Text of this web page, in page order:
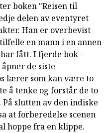
boken "Reisen til
delen av eventyret
Han er overbevist
en mann i en annen
fått. I fjerde bok -
de siste
lærer som kan være to
å tenke og forstår de to
slutten av den indiske
at forberedelse scenen
hoppe fra en klippe.